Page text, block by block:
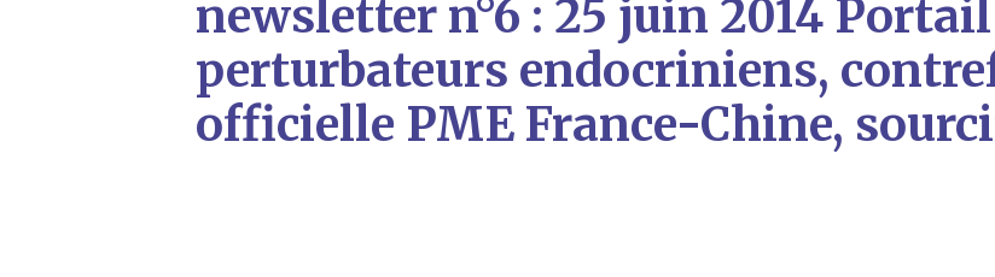
newsletter n°6 : 25 juin 2014 Portail
perturbateurs endocriniens,
officielle PME France-Chine,